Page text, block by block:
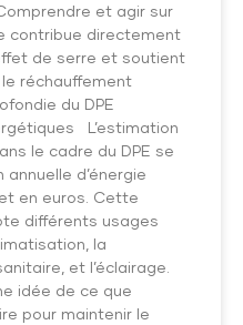
et agir sur
contribue directement
de serre et soutient
réchauffement
du DPE
L’estimation
le cadre du DPE se
d’énergie
en euros. Cette
différents usages
la
et l’éclairage.
idée de ce que
pour maintenir le